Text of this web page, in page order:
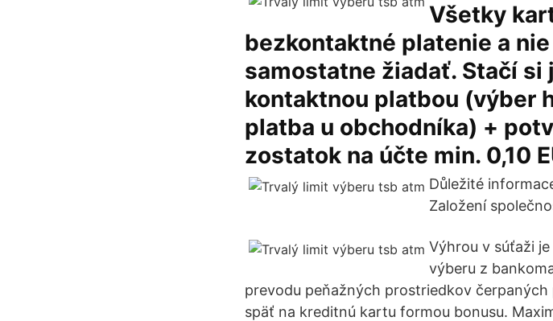
Všetky
bezkontaktné platenie a
samostatne žiadať. Stačí
kontaktnou platbou (výber
platba u obchodníka) +
zostatok na účte min. 0,10
Důležité
Založení
Výhrou v súťaži
výberu z
prevodu peňažných prostriedkov
späť na kreditnú kartu formou bonusu.